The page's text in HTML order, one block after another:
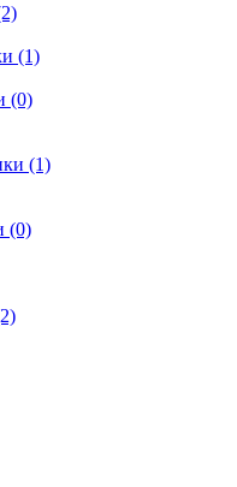
(1)
(0)
(1)
(0)